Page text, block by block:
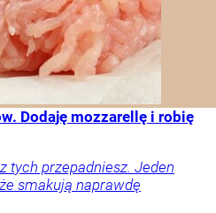
Dodaję mozzarellę i robię
tych przepadniesz. Jeden
smakują naprawdę